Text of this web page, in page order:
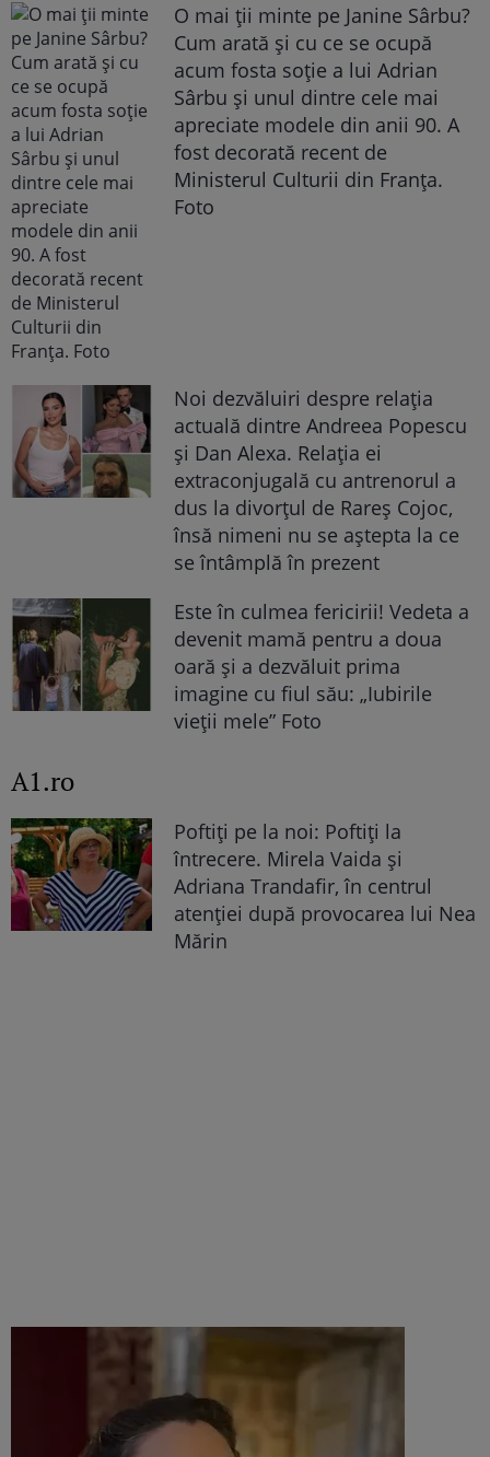
O mai ții minte pe Janine Sârbu?
Cum arată și cu ce se ocupă
acum fosta soție a lui Adrian
Sârbu și unul dintre cele mai
apreciate modele din anii 90. A
fost decorată recent de
Ministerul Culturii din Franța.
Foto
Noi dezvăluiri despre relația
actuală dintre Andreea Popescu
și Dan Alexa. Relația ei
extraconjugală cu antrenorul a
dus la divorțul de Rareș Cojoc,
însă nimeni nu se aștepta la ce
se întâmplă în prezent
Este în culmea fericirii! Vedeta a
devenit mamă pentru a doua
oară și a dezvăluit prima
imagine cu fiul său: „Iubirile
vieții mele” Foto
A1.ro
Poftiți pe la noi: Poftiți la
întrecere. Mirela Vaida și
Adriana Trandafir, în centrul
atenției după provocarea lui Nea
Mărin